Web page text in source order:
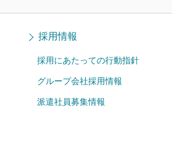
採用情報
採用にあたっての行動指針
グループ会社採用情報
派遣社員募集情報